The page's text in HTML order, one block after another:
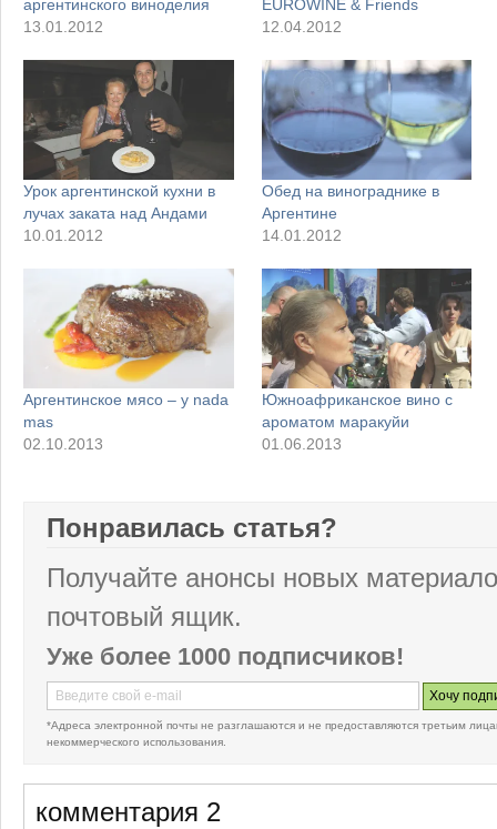
аргентинского виноделия
13.01.2012
EUROWINE & Friends
12.04.2012
Урок аргентинской кухни в
лучах заката над Андами
10.01.2012
Обед на винограднике в
Аргентине
14.01.2012
Аргентинское мясо – y nada
mas
02.10.2013
Южноафриканское вино с
ароматом маракуйи
01.06.2013
Понравилась статья?
Получайте анонсы новых
почтовый ящик.
Уже более 1000 подписчиков!
*Адреса электронной почты не разглашаются и не предоставляются третьим
некоммерческого использования.
комментария 2